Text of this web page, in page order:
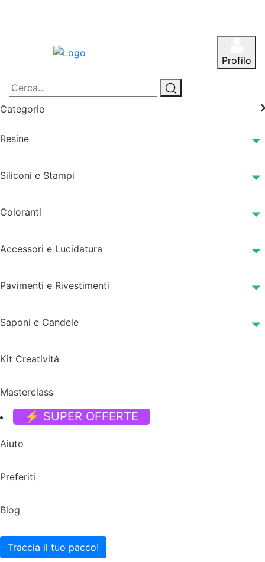
Profilo
Categorie
Resine
Siliconi e Stampi
Coloranti
Accessori e Lucidatura
Pavimenti e Rivestimenti
Saponi e Candele
Kit Creatività
Masterclass
⚡ SUPER OFFERTE
Aiuto
Preferiti
Blog
Traccia il tuo pacco!